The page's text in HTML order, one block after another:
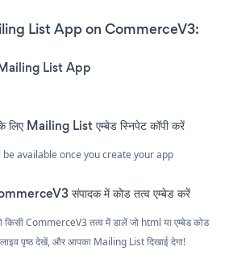
List App on CommerceV3:
List App
Mailing List एम्बेड स्निपेट कॉपी करें
be available once you create your app
संपादक में कोड तत्व एम्बेड करें
CommerceV3 तत्व में डालें जो html या एम्बेड कोड
पृष्ठ देखें, और आपका Mailing List दिखाई देगा!